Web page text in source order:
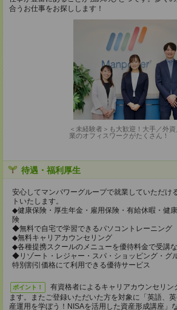
合うお仕事をお探しします！
＜未経験者＞も大歓迎！大手／外
業のオフィスワークがたくさん！
待遇・福利厚生
安心してマンパワーグループで就業していただけ
トいたします。
◆健康保険・厚生年金・雇用保険・有給休暇・健
険
◆無料で自宅で学習できるパソコントレーニング
◆無料キャリアカウンセリング
◆各種提携スクールのメニューを優待料金で受講
◆リゾート・レジャー・スパ・ショッピング・グ
特別割引価格にて利用できる優待サービス
ポイント！
有資格者によるキャリアカウンセリ
ます。またご登録いただいた方を対象に「英語、
産運用を学ぼう！NISAを活用した資産形成講座」